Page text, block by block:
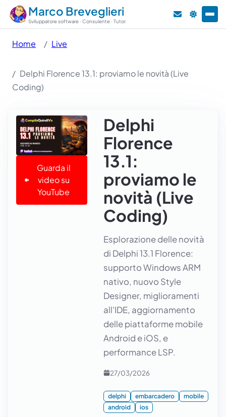
Marco Breveglieri
Sviluppatore software · Consulente · Tutor
Home Live
Delphi Florence 13.1: proviamo le novità (Live
Coding)
Guarda il
video su
YouTube
Delphi
Florence
13.1:
proviamo le
novità (Live
Coding)
Esplorazione delle novità
di Delphi 13.1 Florence:
supporto Windows ARM
nativo, nuovo Style
Designer, miglioramenti
all'IDE, aggiornamento
delle piattaforme mobile
Android e iOS, e
performance LSP.
27/03/2026
delphi embarcadero
mobile
android
ios